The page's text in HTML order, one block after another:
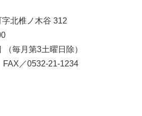
北椎ノ木谷 312
毎月第3土曜日除）
／0532-21-1234